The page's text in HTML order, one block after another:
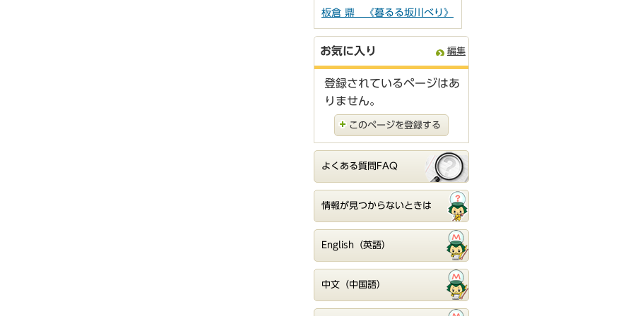
板倉 鼎 《暮るる坂川べり》
お気に入り 編集
登録されているページはあ
りません。
このページを登録する
よくある質問FAQ
情報が見つからないときは
English（英語）
中文（中国語）